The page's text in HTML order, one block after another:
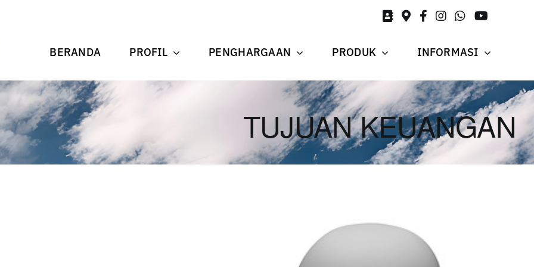
BERANDA PROFIL PENGHARGAAN PRODUK INFORMASI
TUJUAN KEUANGAN